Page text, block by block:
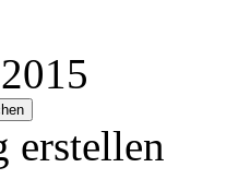
erstellen